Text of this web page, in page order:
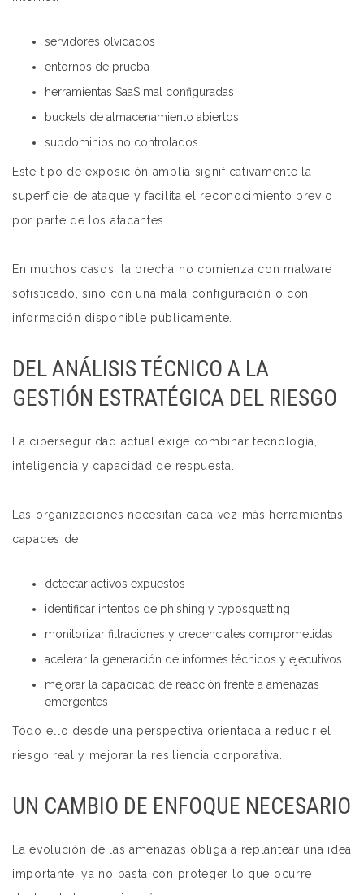
servidores olvidados
entornos de prueba
herramientas SaaS mal configuradas
buckets de almacenamiento abiertos
subdominios no controlados
Este tipo de exposición amplía significativamente la
superficie de ataque y facilita el reconocimiento previo
por parte de los atacantes.
En muchos casos, la brecha no comienza con malware
sofisticado, sino con una mala configuración o con
información disponible públicamente.
DEL ANÁLISIS TÉCNICO A LA
GESTIÓN ESTRATÉGICA DEL RIESGO
La ciberseguridad actual exige combinar tecnología,
inteligencia y capacidad de respuesta.
Las organizaciones necesitan cada vez más herramientas
capaces de:
detectar activos expuestos
identificar intentos de phishing y typosquatting
monitorizar filtraciones y credenciales comprometidas
acelerar la generación de informes técnicos y ejecutivos
mejorar la capacidad de reacción frente a amenazas
emergentes
Todo ello desde una perspectiva orientada a reducir el
riesgo real y mejorar la resiliencia corporativa.
UN CAMBIO DE ENFOQUE NECESARIO
La evolución de las amenazas obliga a replantear una idea
importante: ya no basta con proteger lo que ocurre